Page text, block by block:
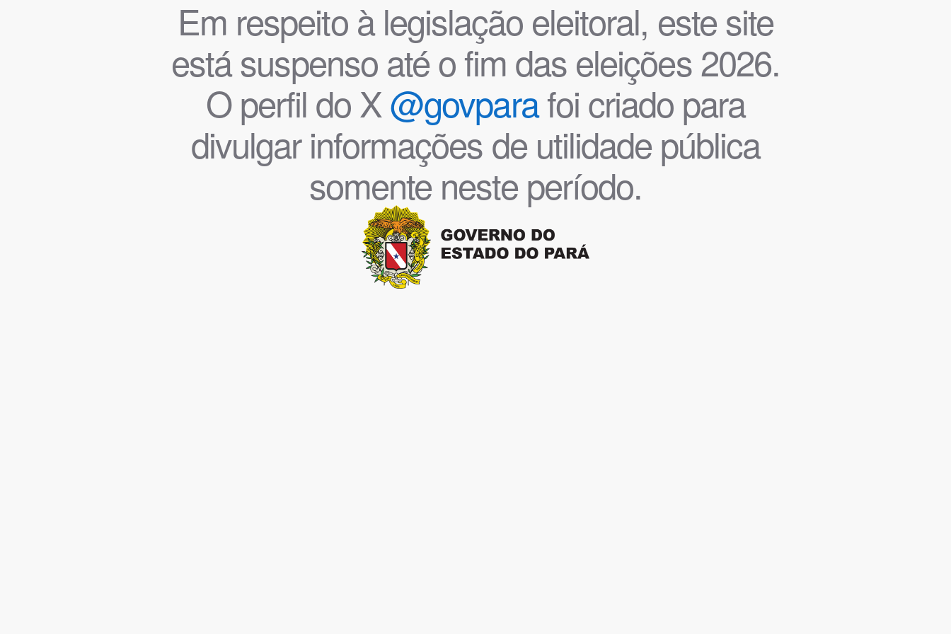
Em respeito à legislação eleitoral, este site
está suspenso até o fim das eleições 2026.
O perfil do X@govparafoi criado para
divulgar informações de utilidade pública
somente neste período.